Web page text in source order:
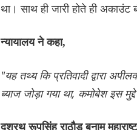
था। साथ ही जारी होते ही
न्यायालय ने कहा,
"यह तथ्य कि प्रतिवादी द्वारा
ब्याज जोड़ा गया था, कमोबेश इस
दशरथ रूपसिंह राठौड़ बनाम